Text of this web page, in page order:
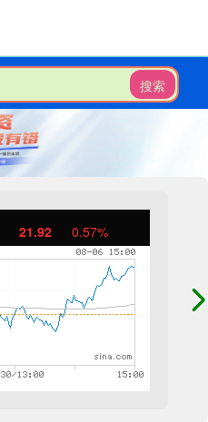
搜索
21.92 0.57%